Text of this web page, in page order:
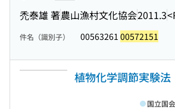
禿泰雄 著農山漁村文化協会2011.3
件名（識別子） 00563261 00572151
植物化学調節実験法
国立国